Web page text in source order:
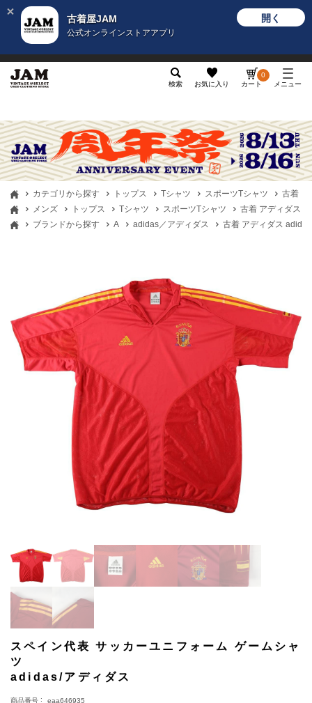
古着屋JAM
公式オンラインストアアプリ
開く
検索 お気に入り カート
0
メニュー
カテゴリから探す トップス Tシャツ スポーツTシャツ
古着 ア
メンズ
トップス Tシャツ スポーツTシャツ
古着 アディダス
ブランドから探す
A adidas／アディダス 古着 アディダス
スペイン代表 サッカーユニフォーム ゲームシャ
ツ
adidas/アディダス
商品番号 eaa646935